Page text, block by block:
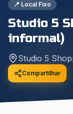
📍 Local Fixo
Studio 5
informal)
Studio 5
Compartilhar